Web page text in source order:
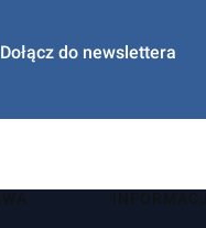
Dołącz do newslettera